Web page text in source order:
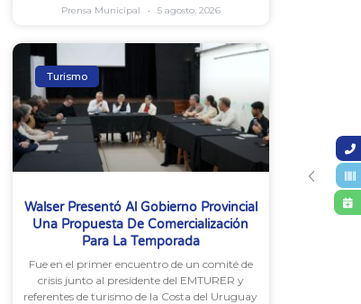
Prensa Municipal 5 agosto, 2026
Turismo
Walser Presentó Al Gobierno Provincial
Una Propuesta De Comercialización
Para La Temporada
Fue en el primer encuentro de un comité de
crisis junto al presidente del EMTURER y
referentes de turismo de la Costa del Uruguay